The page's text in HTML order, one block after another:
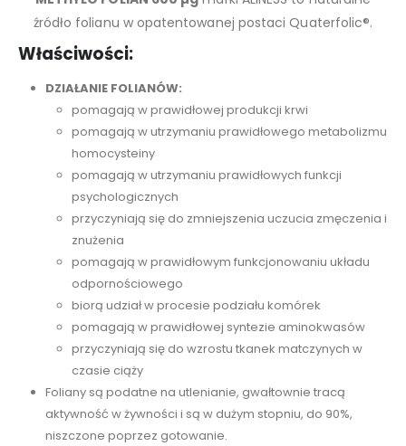
źródło folianu w opatentowanej postaci Quaterfolic®.
Właściwości:
DZIAŁANIE FOLIANÓW:
pomagają w prawidłowej produkcji krwi
pomagają w utrzymaniu prawidłowego metabolizmu
homocysteiny
pomagają w utrzymaniu prawidłowych funkcji
psychologicznych
przyczyniają się do zmniejszenia uczucia zmęczenia i
znużenia
pomagają w prawidłowym funkcjonowaniu układu
odpornościowego
biorą udział w procesie podziału komórek
pomagają w prawidłowej syntezie aminokwasów
przyczyniają się do wzrostu tkanek matczynych w
czasie ciąży
Foliany są podatne na utlenianie, gwałtownie tracą
aktywność w żywności i są w dużym stopniu, do 90%,
niszczone poprzez gotowanie.